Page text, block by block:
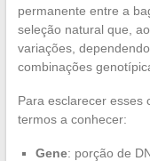
permanente entre a
seleção natural que,
variações,
combinações
Para esclarecer esses
termos a conhecer:
Gene: porção de